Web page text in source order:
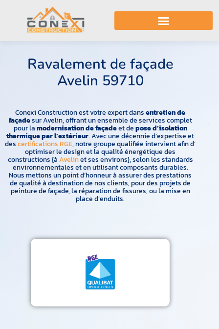
Ravalement de façade
Avelin 59710
Conexi Construction est votre expert dansentretien de
façadesur Avelin, offrant un ensemble de services complet
pour lamodernisation de façadeet depose d’isolation
thermique par l’extérieur. Avec une décennie d’expertise et
descertifications RGE, notre groupe qualifiée intervient afin d’
optimiser le design et la qualité énergétique des
constructions {àAvelinet ses environs}, selon les standards
environnementales et en utilisant composants durables.
Nous mettons un point d’honneur à assurer des prestations
de qualité à destination de nos clients, pour des projets de
peinture de façade, la réparation de fissures, ou la mise en
place d’enduits.